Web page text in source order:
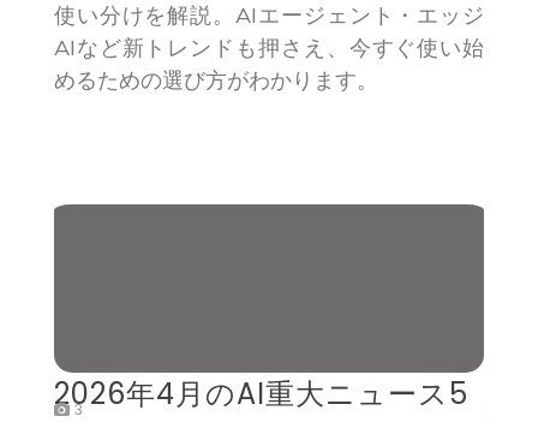
使い分けを解説。AIエージェント・エッジ
AIなど新トレンドも押さえ、今すぐ使い始
めるための選び方がわかります。
3
2026年4月のAI重大ニュース5